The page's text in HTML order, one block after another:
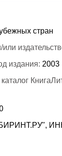
стран
издания: 2003